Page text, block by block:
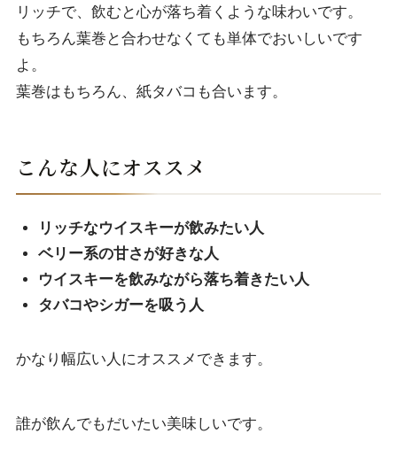
リッチで、飲むと心が落ち着くような味わいです。
もちろん葉巻と合わせなくても単体でおいしいです
よ。
葉巻はもちろん、紙タバコも合います。
こんな人にオススメ
リッチなウイスキーが飲みたい人
ベリー系の甘さが好きな人
ウイスキーを飲みながら落ち着きたい人
タバコやシガーを吸う人
かなり幅広い人にオススメできます。
誰が飲んでもだいたい美味しいです。